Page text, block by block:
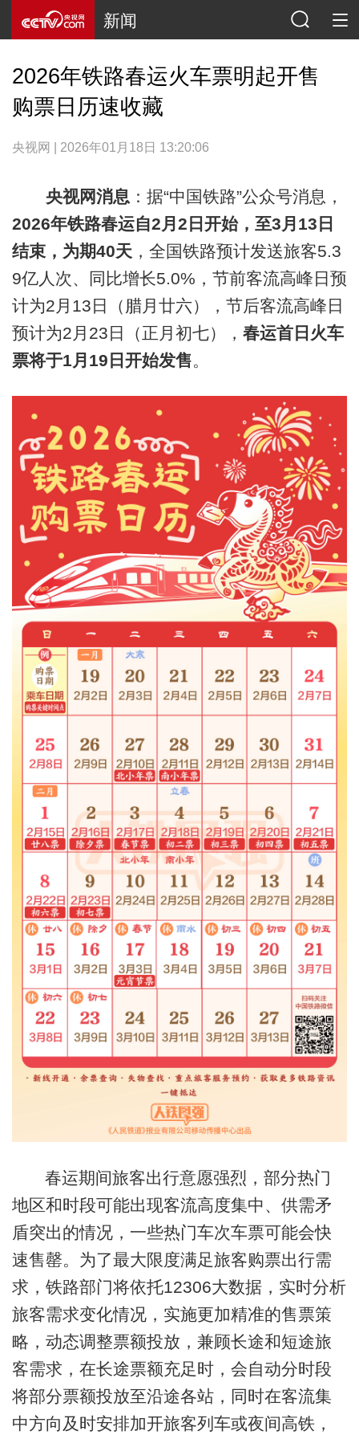
新闻
2026年铁路春运火车票明起开售
购票日历速收藏
央视网 | 2026年01月18日 13:20:06
央视网消息 ：据“中国铁路”公众号消息，
2026年铁路春运自2月2日开始，至3月13日
结束，为期40天，全国铁路预计发送旅客5.3
9亿人次、同比增长5.0%，节前客流高峰日预
计为2月13日（腊月廿六），节后客流高峰日
预计为2月23日（正月初七）， 春运首日火车
票将于1月19日开始发售。
春运期间旅客出行意愿强烈，部分热门
地区和时段可能出现客流高度集中、供需矛
盾突出的情况，一些热门车次车票可能会快
速售罄。为了最大限度满足旅客购票出行需
求，铁路部门将依托12306大数据，实时分析
旅客需求变化情况，实施更加精准的售票策
略，动态调整票额投放，兼顾长途和短途旅
客需求，在长途票额充足时，会自动分时段
将部分票额投放至沿途各站，同时在客流集
中方向及时安排加开旅客列车或夜间高铁，